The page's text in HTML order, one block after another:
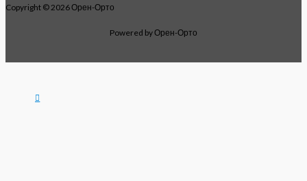
Copyright © 2026 Орен-Орто
Powered by Орен-Орто